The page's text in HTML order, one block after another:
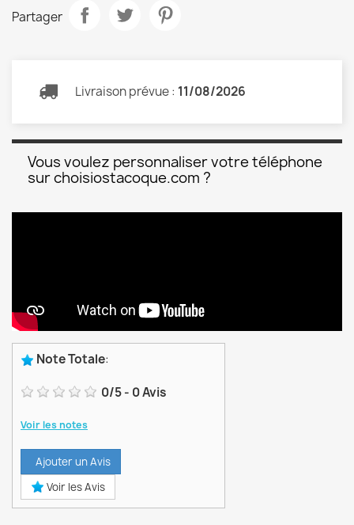
Partager
Livraison prévue : 11/08/2026
Vous voulez personnaliser votre téléphone
sur choisiostacoque.com ?
Note Totale:
0/5- 0Avis
Voir les notes
Ajouter un Avis
Voir les Avis